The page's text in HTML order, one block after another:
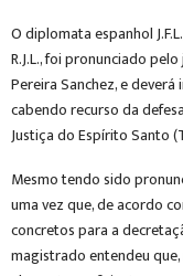
O diplomata espanhol
R.J.L., foi pronunciado
Pereira Sanchez, e
cabendo recurso da
Justiça do Espírito Santo
Mesmo tendo sido
uma vez que, de acordo
concretos para a
magistrado entendeu